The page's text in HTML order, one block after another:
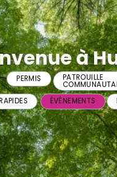
à
ÉVÉNEMENTS
PERMIS PATROUILLE